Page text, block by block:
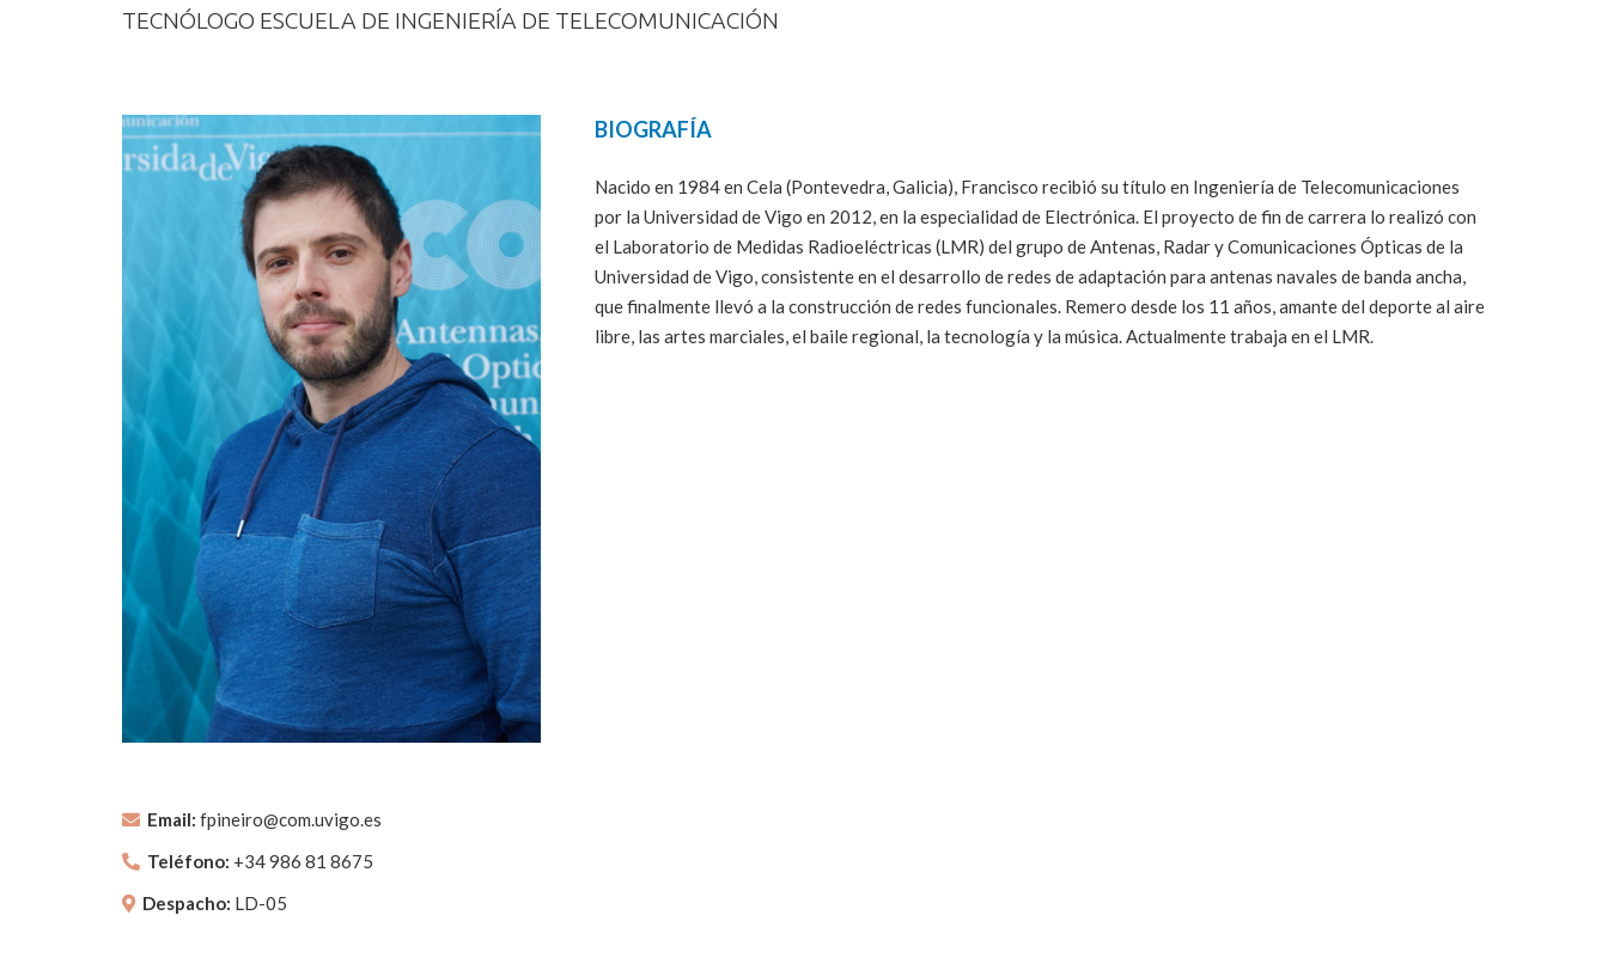
TECNÓLOGO ESCUELA DE INGENIERÍA DE TELECOMUNICACIÓN
Email: fpineiro@com.uvigo.es
Teléfono: +34 986 81 8675
Despacho: LD-05
BIOGRAFÍA
Nacido en 1984 en Cela (Pontevedra, Galicia), Francisco recibió su título en Ingeniería de Telecomunicaciones
por la Universidad de Vigo en 2012, en la especialidad de Electrónica. El proyecto de fin de carrera lo realizó con
el Laboratorio de Medidas Radioeléctricas (LMR) del grupo de Antenas, Radar y Comunicaciones Ópticas de la
Universidad de Vigo, consistente en el desarrollo de redes de adaptación para antenas navales de banda ancha,
que finalmente llevó a la construcción de redes funcionales. Remero desde los 11 años, amante del deporte al aire
libre, las artes marciales, el baile regional, la tecnología y la música. Actualmente trabaja en el LMR.